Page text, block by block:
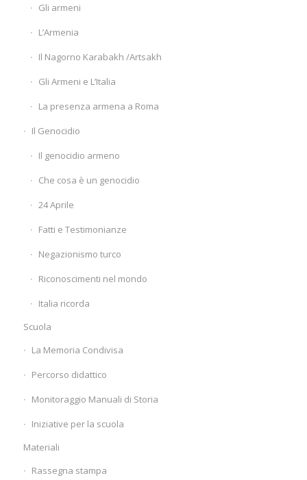
Gli armeni
L’Armenia
Il Nagorno Karabakh /Artsakh
Gli Armeni e L’Italia
La presenza armena a Roma
Il Genocidio
Il genocidio armeno
Che cosa è un genocidio
24 Aprile
Fatti e Testimonianze
Negazionismo turco
Riconoscimenti nel mondo
Italia ricorda
Scuola
La Memoria Condivisa
Percorso didattico
Monitoraggio Manuali di Storia
Iniziative per la scuola
Materiali
Rassegna stampa